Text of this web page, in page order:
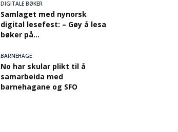
DIGITALE BØKER
Samlaget med nynorsk
digital lesefest: – Gøy å lesa
bøker på...
BARNEHAGE
No har skular plikt til å
samarbeida med
barnehagane og SFO